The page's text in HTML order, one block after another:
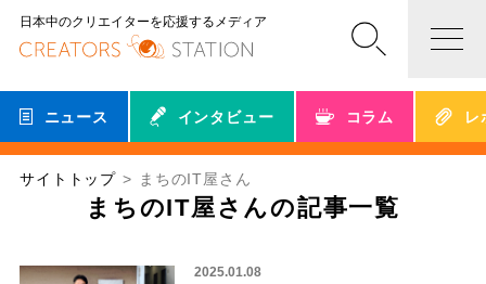
日本中のクリエイターを応援するメディア
ニュース インタビュー コラム レ
サイトトップ まちのIT屋さん
まちのIT屋さんの記事一覧
2025.01.08